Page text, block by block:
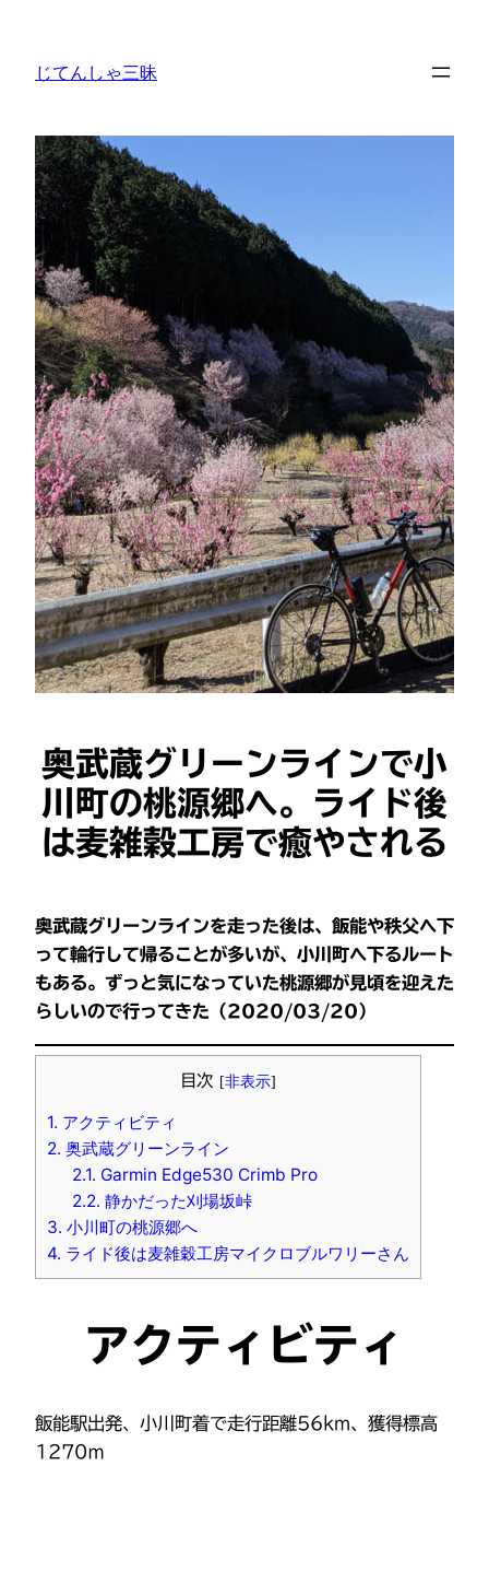
じてんしゃ三昧
奥武蔵グリーンラインで小
川町の桃源郷へ。ライド後
は麦雑穀工房で癒やされる
奥武蔵グリーンラインを走った後は、飯能や秩父へ下
って輪行して帰ることが多いが、小川町へ下るルート
もある。ずっと気になっていた桃源郷が見頃を迎えた
らしいので行ってきた（2020/03/20）
目次 [非表示]
1. アクティビティ
2. 奥武蔵グリーンライン
2.1. Garmin Edge530 Crimb Pro
2.2. 静かだった刈場坂峠
3. 小川町の桃源郷へ
4. ライド後は麦雑穀工房マイクロブルワリーさん
アクティビティ
飯能駅出発、小川町着で走行距離56km、獲得標高
1270ｍ